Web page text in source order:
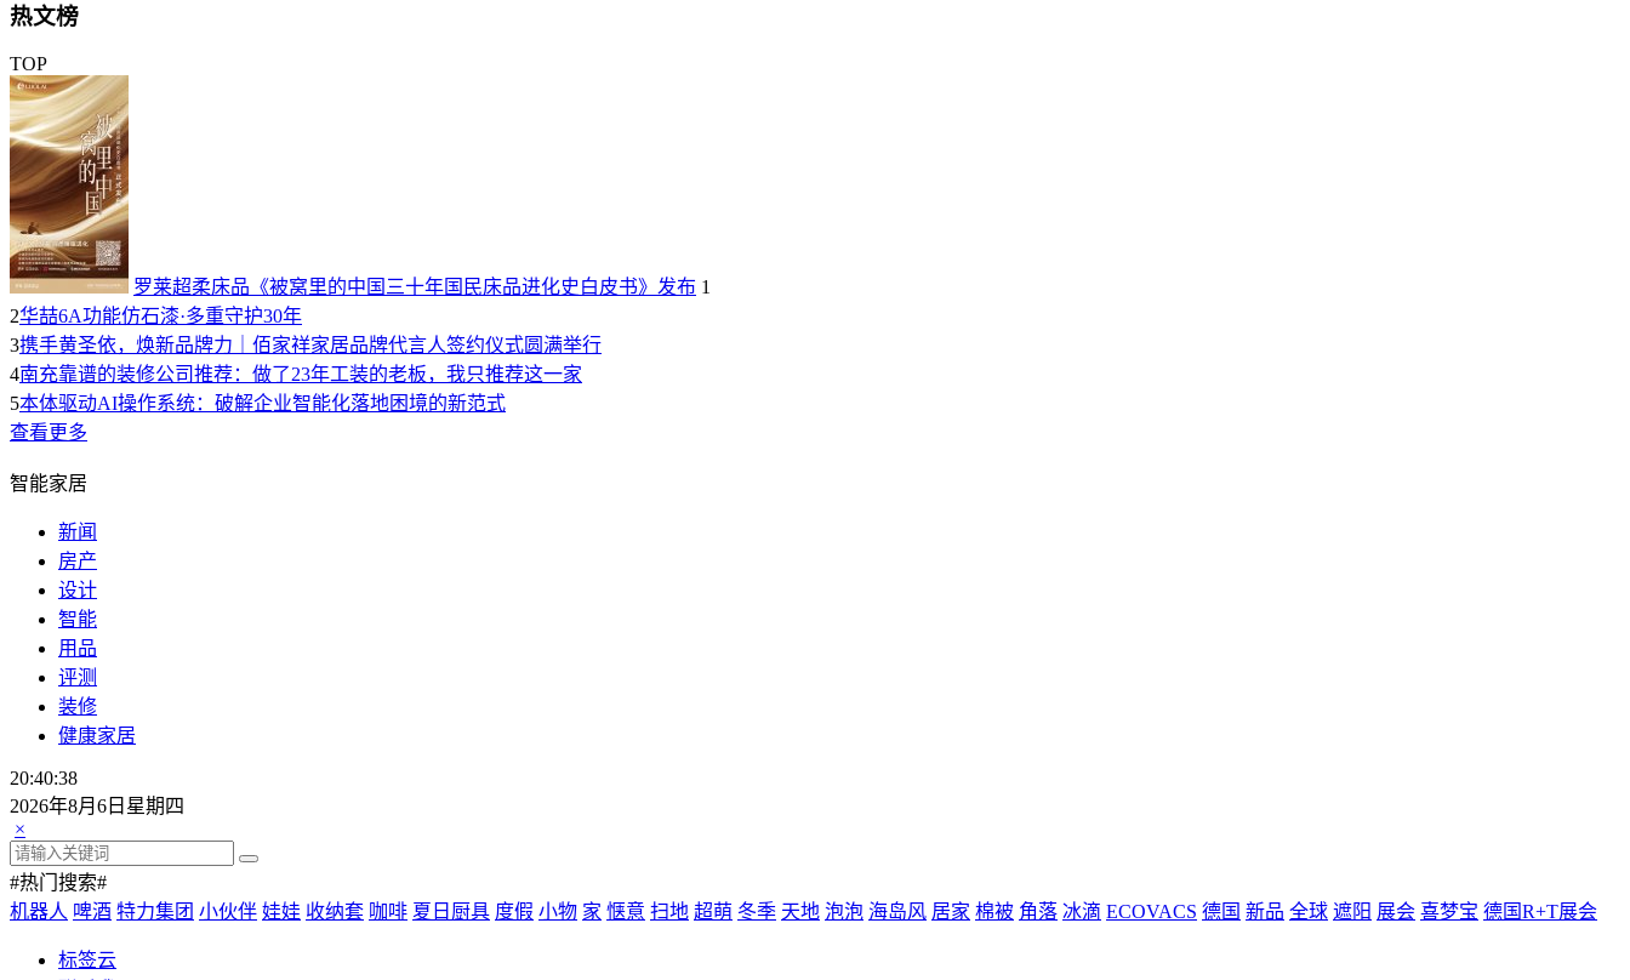
热文榜
TOP
罗莱超柔床品《被窝里的中国三十年国民床品进化史白皮书》发布 1
2华喆6A功能仿石漆·多重守护30年
3携手黄圣依，焕新品牌力｜佰家祥家居品牌代言人签约仪式圆满举行
4南充靠谱的装修公司推荐：做了23年工装的老板，我只推荐这一家
5本体驱动AI操作系统：破解企业智能化落地困境的新范式
查看更多
智能家居
新闻
房产
设计
智能
用品
评测
装修
健康家居
20:40:38
2026年8月6日星期四
×
#热门搜索#
机器人 啤酒 特力集团 小伙伴 娃娃 收纳套 咖啡 夏日厨具 度假 小物 家 惬意 扫地 超萌 冬季 天地 泡泡 海岛风 居家 棉被 角落 冰滴 ECOVACS 德国 新品 全球 遮阳 展会 喜梦宝 德国R+T展会
标签云